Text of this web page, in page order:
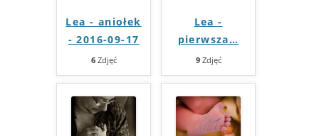
Lea - aniołek
- 2016-09-17
6Zdjęć
Lea -
pierwsza…
9Zdjęć